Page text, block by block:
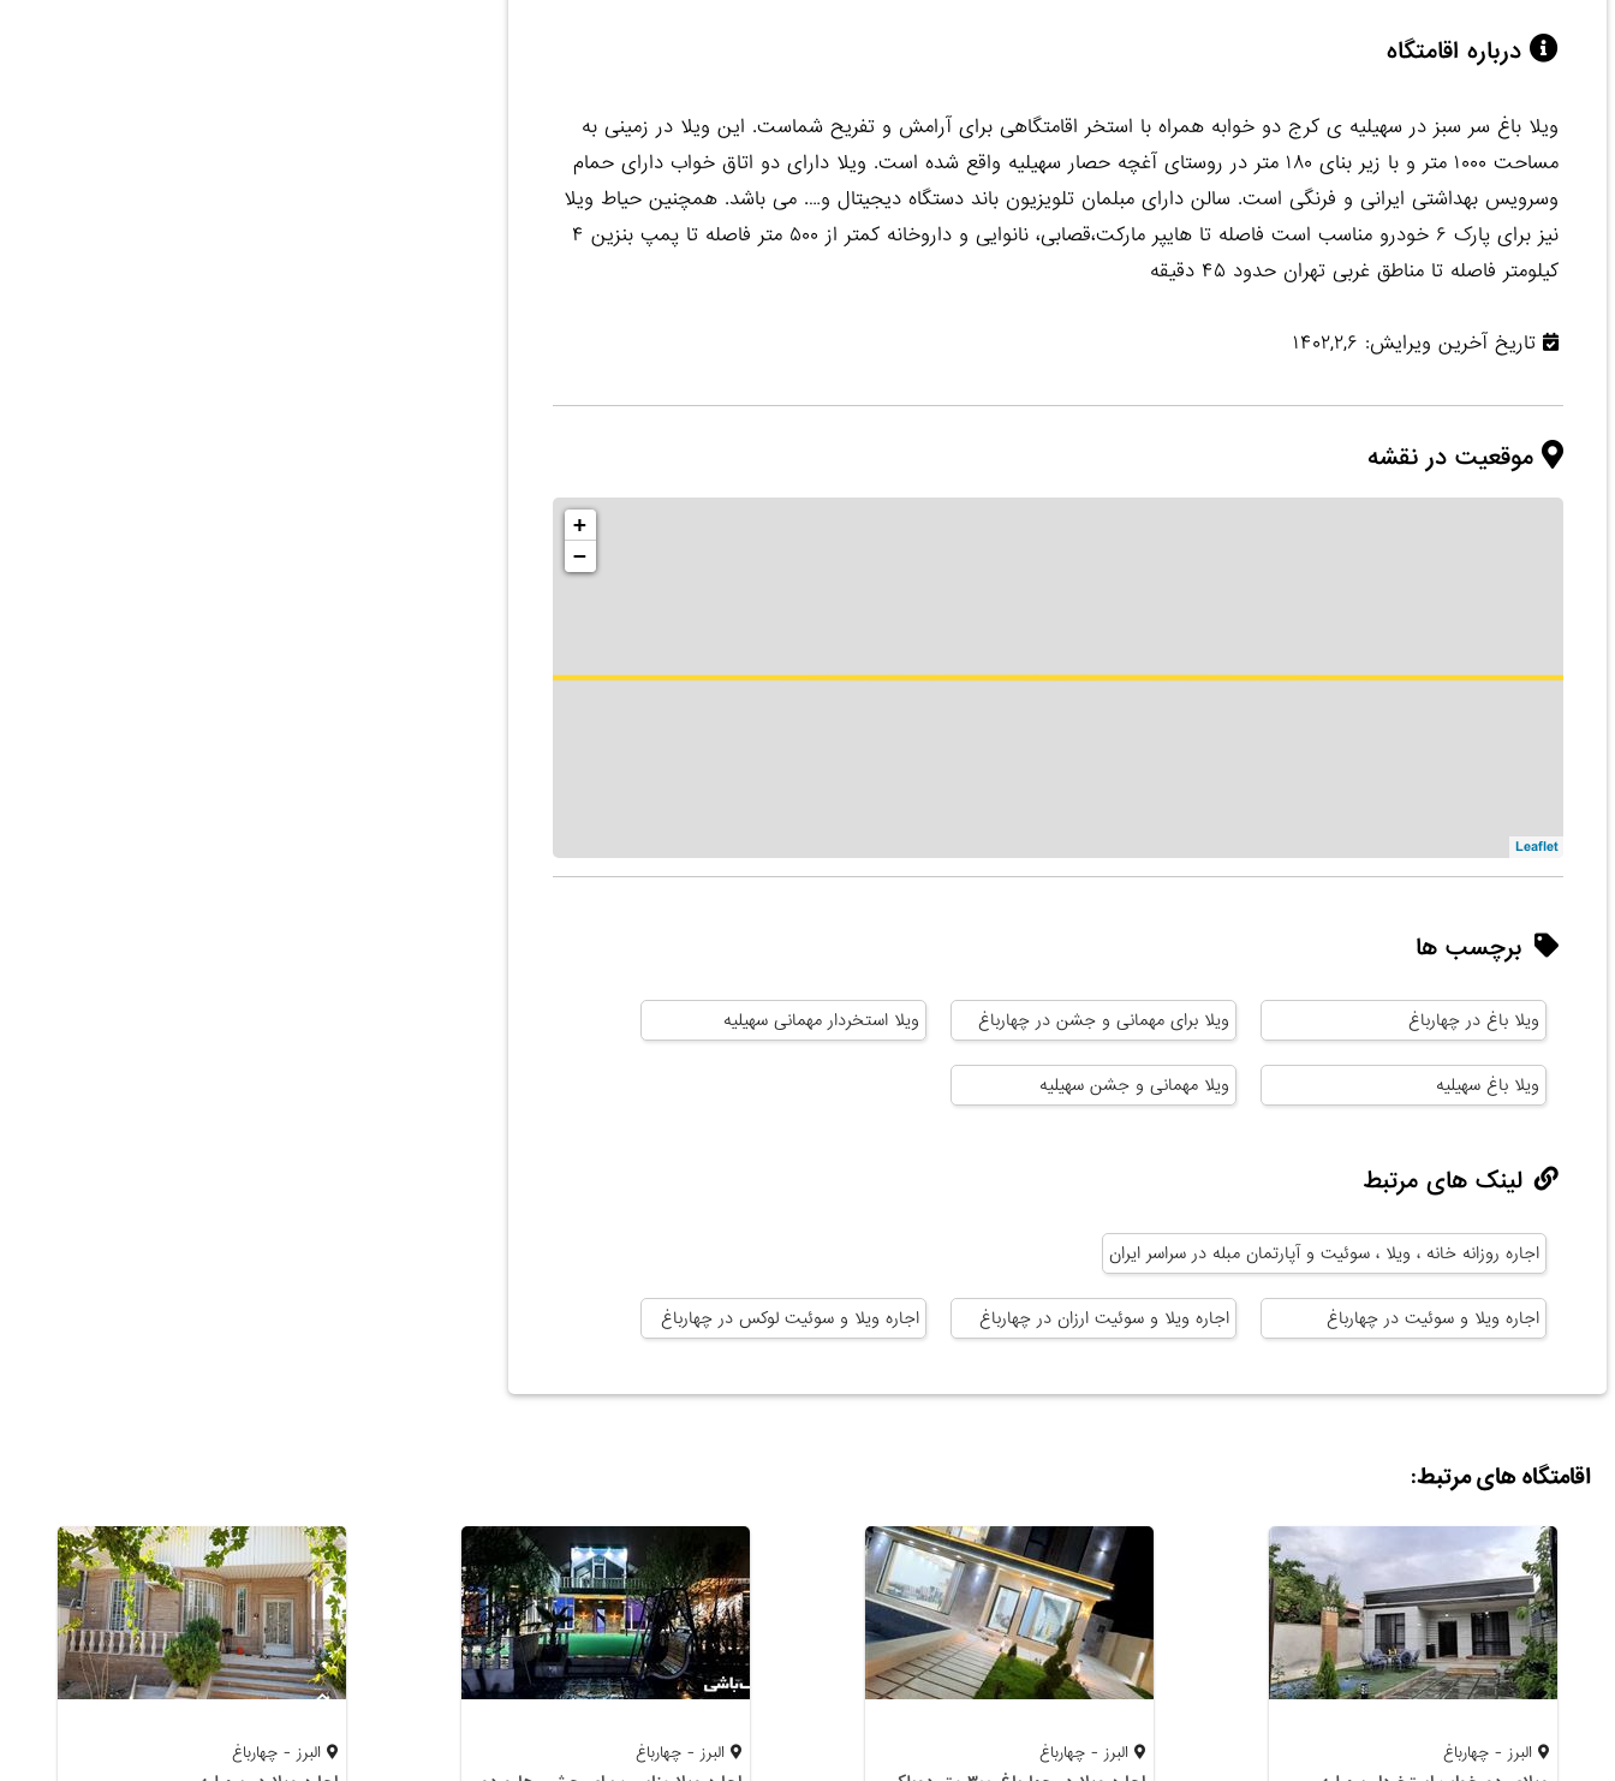
درباره اقامتگاه
ویلا باغ سر سبز در سهیلیه ی کرج دو خوابه همراه با استخر اقامتگاهی برای آرامش و تفریح شماست. این ویلا در زمینی به
مساحت ۱۰۰۰ متر و با زیر بنای ۱۸۰ متر در روستای آغچه حصار سهیلیه واقع شده است. ویلا دارای دو اتاق خواب دارای حمام
وسرویس بهداشتی ایرانی و فرنگی است. سالن دارای مبلمان تلویزیون باند دستگاه دیجیتال و…. می باشد. همچنین حیاط ویلا
نیز برای پارک ۶ خودرو مناسب است فاصله تا هایپر مارکت،قصابی، نانوایی و داروخانه کمتر از ۵۰۰ متر فاصله تا پمپ بنزین ۴
کیلومتر فاصله تا مناطق غربی تهران حدود ۴۵ دقیقه
تاریخ آخرین ویرایش: ۱۴۰۲,۲,۶
موقعیت در نقشه
+
−
Leaflet
برچسب ها
ویلا باغ در چهارباغ ویلا برای مهمانی و جشن در چهارباغ ویلا استخردار مهمانی سهیلیه
ویلا باغ سهیلیه ویلا مهمانی و جشن سهیلیه
لینک های مرتبط
اجاره روزانه خانه ، ویلا ، سوئیت و آپارتمان مبله در سراسر ایران
اجاره ویلا و سوئیت در چهارباغ اجاره ویلا و سوئیت ارزان در چهارباغ اجاره ویلا و سوئیت لوکس در چهارباغ
اقامتگاه های مرتبط:
البرز - چهارباغ البرز - چهارباغ البرز - چهارباغ البرز - چهارباغ